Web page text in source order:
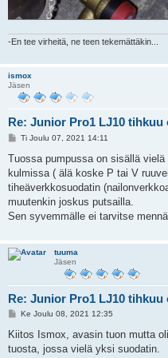
-En tee virheitä, ne teen tekemättäkin...
ismox
Jäsen
Re: Junior Pro1 LJ10 tihkuu
V
e
t
i
Ti Joulu 07, 2021 14:11
Tuossa pumpussa on sisällä
kulmissa ( älä koske P tai V
tiheäverkkosuodatin
muutenkin joskus putsailla.
Sen syvemmälle ei tarvitse mennä.
tuuma
Jäsen
Re: Junior Pro1 LJ10 tihkuu
V
e
t
Ke Joulu 08, 2021 12:35
Kiitos Ismox, avasin tuon mutta
tuosta, jossa vielä yksi suodatin.